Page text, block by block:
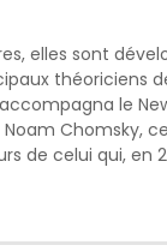
elles sont
théoriciens
le
Chomsky,
de celui qui, en